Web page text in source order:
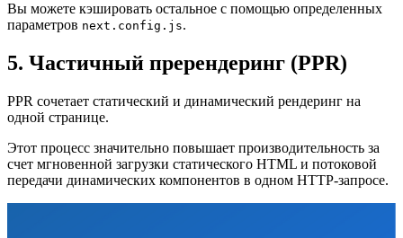
Вы можете кэшировать остальное с помощью определенных
параметров next.config.js.
5. Частичный пререндеринг (PPR)
PPR сочетает статический и динамический рендеринг на
одной странице.
Этот процесс значительно повышает производительность за
счет мгновенной загрузки статического HTML и потоковой
передачи динамических компонентов в одном HTTP-запросе.